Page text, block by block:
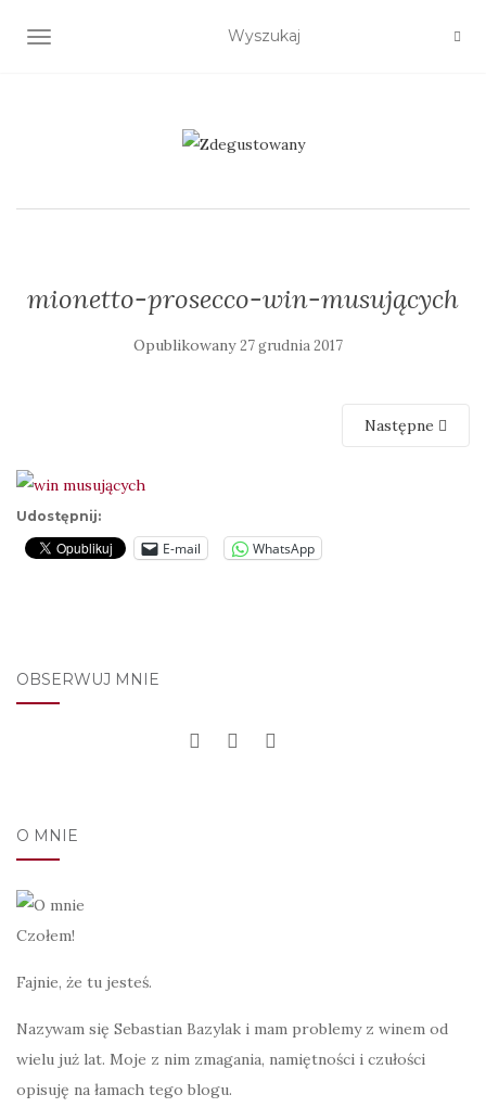
TOGGLE NAVIGATION
mionetto-prosecco-win-musujących
Opublikowany27 grudnia 2017
Następne
Udostępnij:
E-mail WhatsApp
OBSERWUJ MNIE
O MNIE
Czołem!
Fajnie, że tu jesteś.
Nazywam się Sebastian Bazylak i mam problemy z winem od
wielu już lat. Moje z nim zmagania, namiętności i czułości
opisuję na łamach tego blogu.